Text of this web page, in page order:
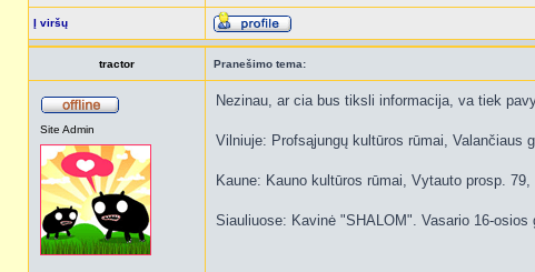
Į viršų
tractor Pranešimo tema:
Site Admin
Nezinau, ar cia bus tiksli informacija, va tiek
Vilniuje: Profsąjungų kultūros rūmai, Valančiaus
Kaune: Kauno kultūros rūmai, Vytauto prosp.
Siauliuose: Kavinė "SHALOM". Vasario 16-